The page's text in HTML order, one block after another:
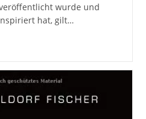
wurde und
hat, gilt…